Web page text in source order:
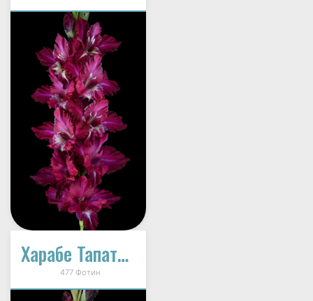
Харабе Тапатио (В-14-343)
477 Фотин